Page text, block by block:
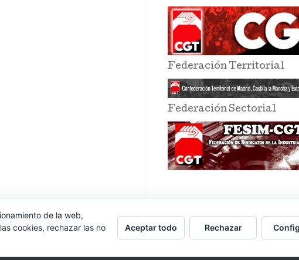
Federación Territorial
Federación Sectorial
de la web,
cookies, rechazar las no
Aceptar todo Rechazar